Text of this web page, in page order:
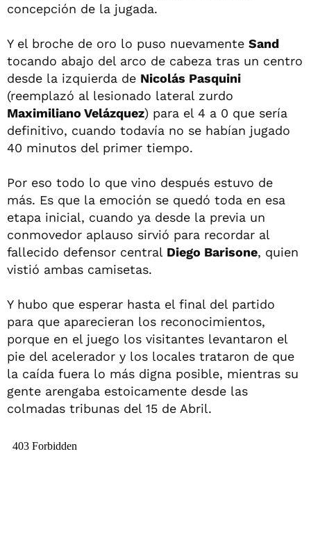
concepción de la jugada.
Y el broche de oro lo puso nuevamente Sand
tocando abajo del arco de cabeza tras un centro
desde la izquierda de Nicolás Pasquini
(reemplazó al lesionado lateral zurdo
Maximiliano Velázquez) para el 4 a 0 que sería
definitivo, cuando todavía no se habían jugado
40 minutos del primer tiempo.
Por eso todo lo que vino después estuvo de
más. Es que la emoción se quedó toda en esa
etapa inicial, cuando ya desde la previa un
conmovedor aplauso sirvió para recordar al
fallecido defensor central Diego Barisone, quien
vistió ambas camisetas.
Y hubo que esperar hasta el final del partido
para que aparecieran los reconocimientos,
porque en el juego los visitantes levantaron el
pie del acelerador y los locales trataron de que
la caída fuera lo más digna posible, mientras su
gente arengaba estoicamente desde las
colmadas tribunas del 15 de Abril.